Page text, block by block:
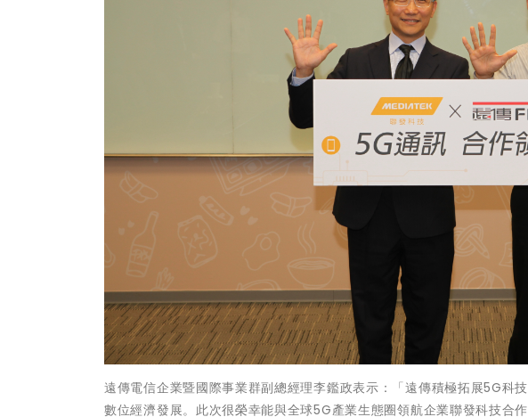
遠傳電信企業暨國際事業群副總經理李鑑政表示：「遠傳積極拓展5G科
數位經濟發展。此次很榮幸能與全球5G產業生態圈領航企業聯發科技合